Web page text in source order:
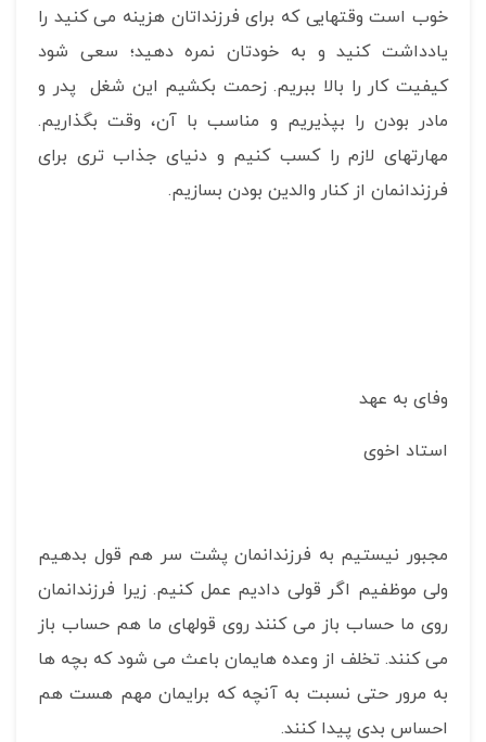
خوب است وقتهایی که برای فرزنداتان هزینه می کنید را
یادداشت کنید و به خودتان نمره دهید؛ سعی شود
کیفیت کار را بالا ببریم. زحمت بکشیم این شغل پدر و
مادر بودن را بپذیریم و مناسب با آن، وقت بگذاریم.
مهارتهای لازم را کسب کنیم و دنیای جذاب تری برای
فرزندانمان از کنار والدین بودن بسازیم.
وفای به عهد
استاد اخوی
مجبور نیستیم به فرزندانمان پشت سر هم قول بدهیم
ولی موظفیم اگر قولی دادیم عمل کنیم. زیرا فرزندانمان
روی ما حساب باز می کنند روی قولهای ما هم حساب باز
می کنند. تخلف از وعده هایمان باعث می شود که بچه ها
به مرور حتی نسبت به آنچه که برایمان مهم هست هم
احساس بدی پیدا کنند.